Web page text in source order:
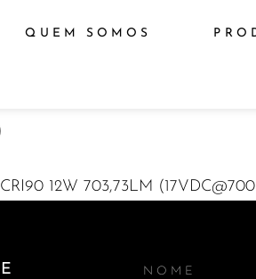
QUEM SOMOS
12W 703,73LM